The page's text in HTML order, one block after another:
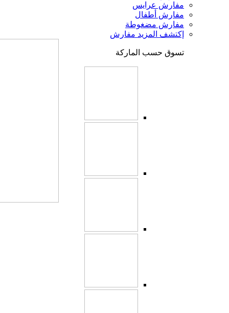
مفارش عرايس
مفارش أطفال
مفارش مضغوطة
إكتشف المزيد مفارش
تسوق حسب الماركة